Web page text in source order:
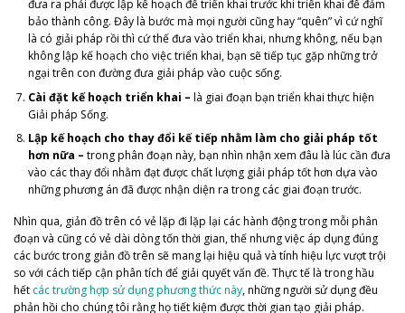
đưa ra phải được lập kế hoạch để triển khai trước khi triển khai để đảm
bảo thành công. Đây là bước mà mọi người cũng hay “quên” vì cứ nghĩ
là có giải pháp rồi thì cứ thế đưa vào triển khai, nhưng không, nếu bạn
không lập kế hoạch cho việc triển khai, bạn sẽ tiếp tục gặp những trở
ngại trên con đường đưa giải pháp vào cuộc sống.
Cài đặt kế hoạch triển khai – là giai đoạn bạn triển khai thực hiện
Giải pháp Sống.
Lập kế hoạch cho thay đổi kế tiếp nhằm làm cho giải pháp tốt
hơn nữa – trong phân đoạn này, bạn nhìn nhận xem đâu là lúc cần đưa
vào các thay đổi nhằm đạt được chất lượng giải pháp tốt hơn dựa vào
những phương án đã được nhận diện ra trong các giai đoạn trước.
Nhìn qua, giản đồ trên có vẻ lặp đi lặp lại các hành động trong mỗi phân
đoạn và cũng có vẻ dài dòng tốn thời gian, thế nhưng việc áp dụng đúng
các bước trong giản đồ trên sẽ mang lại hiệu quả và tính hiệu lực vượt trội
so với cách tiếp cận phân tích để giải quyết vấn đề. Thực tế là trong hầu
hết các trường hợp sử dụng phương thức này, những người sử dụng đều
phản hồi cho chúng tôi rằng họ tiết kiệm được thời gian tạo giải pháp.